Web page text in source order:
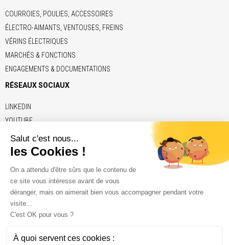
COURROIES, POULIES, ACCESSOIRES
ÉLECTRO-AIMANTS, VENTOUSES, FREINS
VÉRINS ÉLECTRIQUES
MARCHÉS & FONCTIONS
ENGAGEMENTS & DOCUMENTATIONS
RÉSEAUX SOCIAUX
LINKEDIN
YOUTUBE
LIENS
ADE
BRECO
CONTITECH
ELERO
KENDRION
VETTER